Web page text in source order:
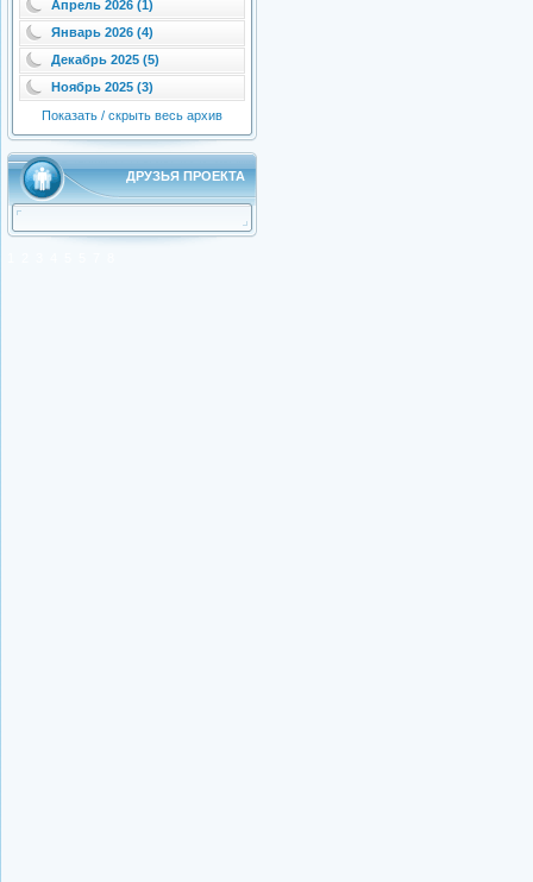
Апрель 2026 (1)
Январь 2026 (4)
Декабрь 2025 (5)
Ноябрь 2025 (3)
Показать / скрыть весь архив
ДРУЗЬЯ ПРОЕКТА